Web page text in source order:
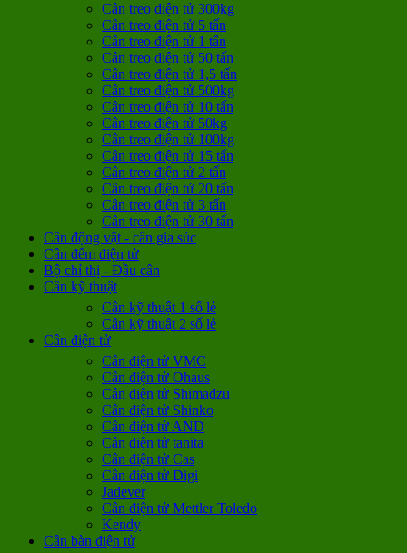
Cân treo điện tử 300kg
Cân treo điện tử 5 tấn
Cân treo điện tử 1 tấn
Cân treo điện tử 50 tấn
Cân treo điện tử 1,5 tấn
Cân treo điện tử 500kg
Cân treo điện tử 10 tấn
Cân treo điện tử 50kg
Cân treo điện tử 100kg
Cân treo điện tử 15 tấn
Cân treo điện tử 2 tấn
Cân treo điện tử 20 tấn
Cân treo điện tử 3 tấn
Cân treo điện tử 30 tấn
Cân động vật - cân gia súc
Cân đếm điện tử
Bộ chỉ thị - Đầu cân
Cân kỹ thuật
Cân kỹ thuật 1 số lẻ
Cân kỹ thuật 2 số lẻ
Cân điện tử
Cân điện tử VMC
Cân điện tử Ohaus
Cân điện tử Shimadzu
Cân điện tử Shinko
Cân điện tử AND
Cân điện tử tanita
Cân điện tử Cas
Cân điện tử Digi
Jadever
Cân điện tử Mettler Toledo
Kendy
Cân bàn điện tử